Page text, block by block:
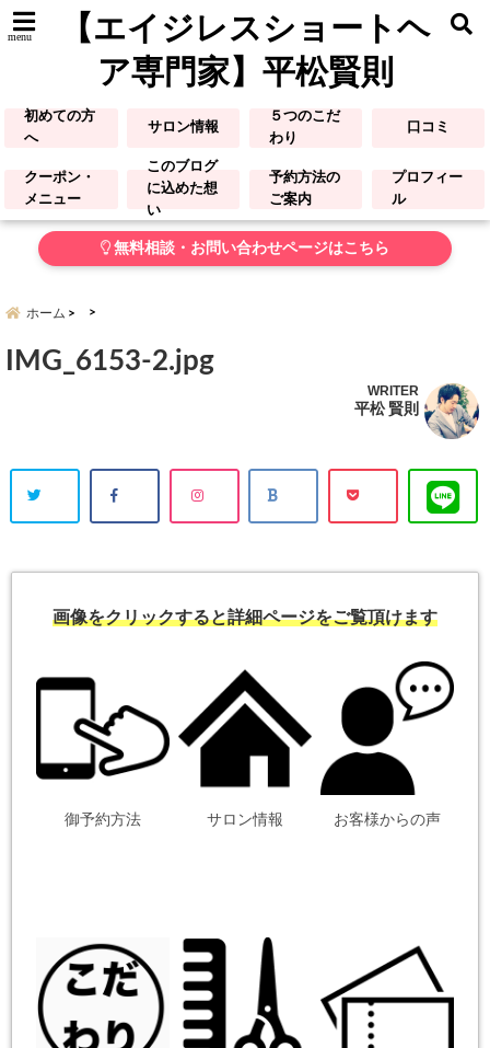
menu
【エイジレスショートヘ
ア専門家】平松賢則
初めての方
へ
サロン情報
５つのこだ
わり
口コミ
クーポン・
メニュー
このブログ
に込めた想
い
予約方法の
ご案内
プロフィー
ル
無料相談・お問い合わせページはこちら
ホーム
IMG_6153-2.jpg
WRITER
平松 賢則
画像をクリックすると詳細ページをご覧頂けます
御予約方法 サロン情報 お客様からの声